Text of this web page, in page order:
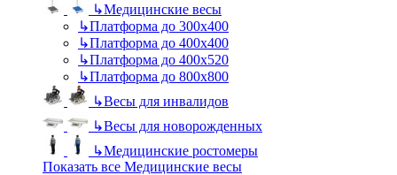
↳Медицинские весы
↳Платформа до 300х400
↳Платформа до 400х400
↳Платформа до 400х520
↳Платформа до 800х800
↳Весы для инвалидов
↳Весы для новорожденных
↳Медицинские ростомеры
Показать все Медицинские весы